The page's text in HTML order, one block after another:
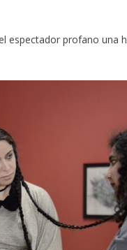
espectador profano una